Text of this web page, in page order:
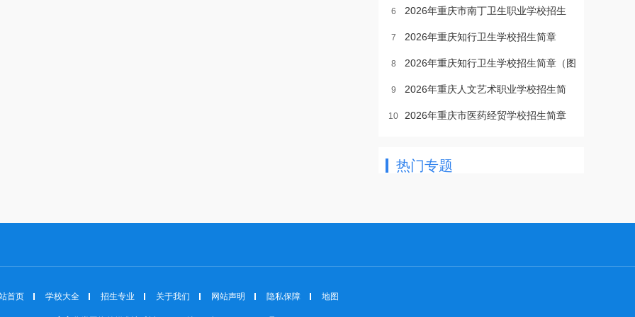
6 2026年重庆市南丁卫生职业学校招生
7 2026年重庆知行卫生学校招生简章
8 2026年重庆知行卫生学校招生简章（图
9 2026年重庆人文艺术职业学校招生简
10 2026年重庆市医药经贸学校招生简章
热门专题
首页 学校大全 招生专业 关于我们 网站声明 隐私保障 地图